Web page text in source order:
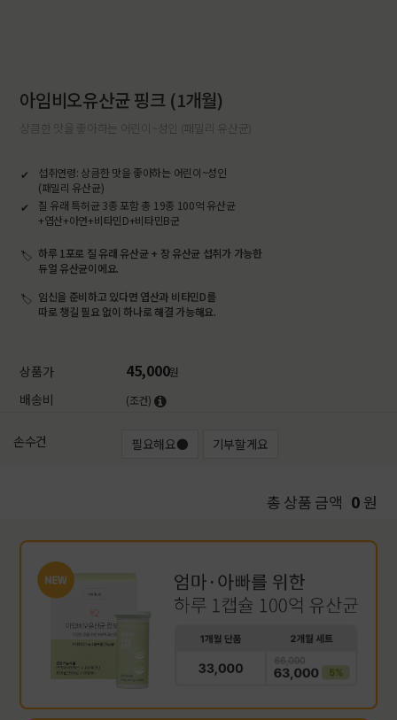
아임비오유산균 핑크 (1개월)
상큼한 맛을 좋아하는 어린이~성인 (패밀리 유산균)
섭취연령: 상큼한 맛을 좋아하는 어린이~성인
(패밀리 유산균)
질 유래 특허균 3종 포함 총 19종 100억 유산균
+엽산+아연+비타민D+비타민B군
하루 1포로 질 유래 유산균 + 장 유산균 섭취가 가능한
듀얼 유산균이에요.
임신을 준비하고 있다면 엽산과 비타민D를
따로 챙길 필요 없이 하나로 해결 가능해요.
상품가 45,000원
배송비 (조건)
손수건 필요해요● 기부할게요
총 상품 금액 0 원